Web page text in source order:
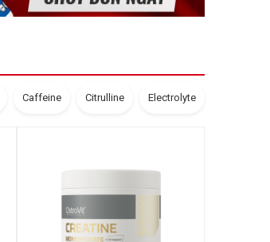
Caffeine Citrulline Electrolyte